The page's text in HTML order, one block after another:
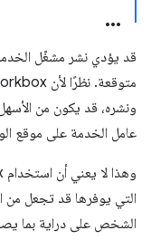
قد يؤدي نشر مشغّل
ونشره، قد يكون من
عامل الخدمة على موقع
التي يوفرها قد تجعل من
الشخص على دراية بما